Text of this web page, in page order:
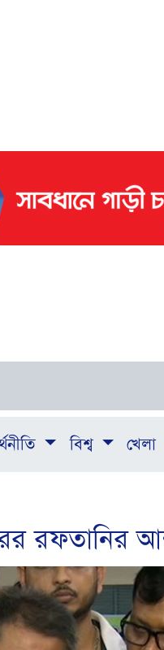
বিশ্ব খেলা
রফতানির